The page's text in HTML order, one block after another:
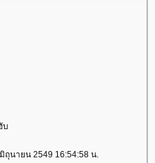
บ
ถุนายน 2549 16:54:58 น.